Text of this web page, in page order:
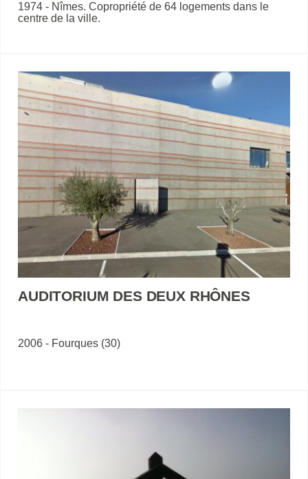
1974 - Nîmes. Copropriété de 64 logements dans le
centre de la ville.
AUDITORIUM DES DEUX RHÔNES
2006 - Fourques (30)